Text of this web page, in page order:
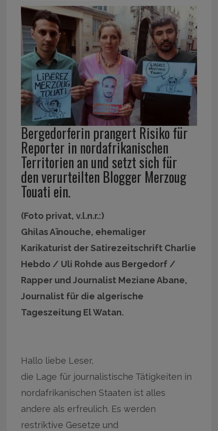
Bergedorferin prangert Risiko für
Reporter in nordafrikanischen
Territorien an und setzt sich für
den verurteilten Blogger Merzoug
Touati ein.
(Foto privat, v.l.n.r.:)
Ghilas Aïnouche, ehemaliger
Karikaturist der Satirezeitschrift Charlie
Hebdo / Uli Rohde aus Bergedorf /
Rapper und Journalist Meziane Abane,
Journalist für die algerische
Tageszeitung El Watan.
Hallo liebe Leser,
die Lage für journalistische Tätigkeiten in
nordafrikanischen Staaten ist alles
andere als erfreulich. Es werden
restriktive Gesetze und